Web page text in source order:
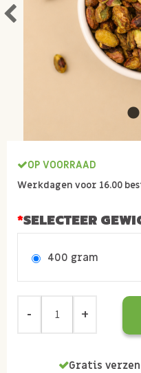
OP VOORRAAD
Werkdagen voor 16.00
SELECTEER
400 gram
Gratis